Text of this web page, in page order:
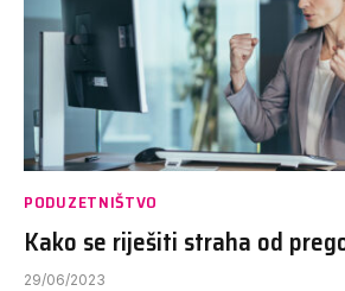
PODUZETNIŠTVO
Kako se riješiti straha od
29/06/2023